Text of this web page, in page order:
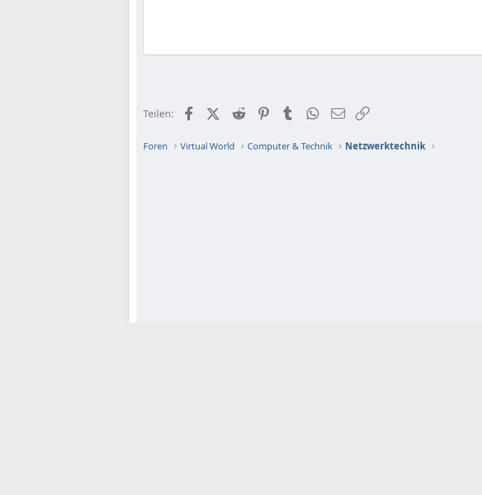
Teilen: FacebookX (Twitter)
Reddit PinterestTumblr WhatsApp
E-Mail
Foren Virtual World Computer & Technik Netzwerktechnik